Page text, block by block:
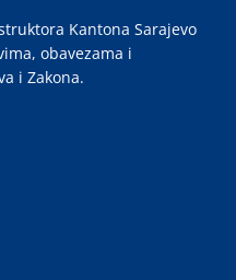
Kantona Sarajevo
obavezama i
i Zakona.